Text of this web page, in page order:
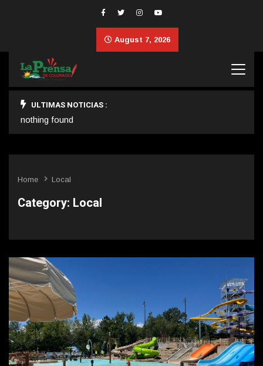
August 7, 2026
ULTIMAS NOTICIAS :
nothing found
Home Local
Category: Local